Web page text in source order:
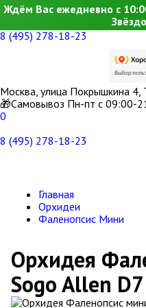
Ждём Вас ежедневно с
8 (495) 278-18-23
Москва, улица Покрышкина
🎁Самовывоз Пн-пт с 09:00-
0
8 (495) 278-18-23
Главная
Орхидеи
Фаленопсис Мини
Орхидея
Sogo Allen D7